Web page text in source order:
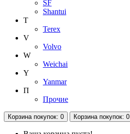
SF
Shantui
T
Terex
V
Volvo
W
Weichai
Y
Yanmar
П
Прочие
Корзинапокупок: 0 Корзинапокупок: 0